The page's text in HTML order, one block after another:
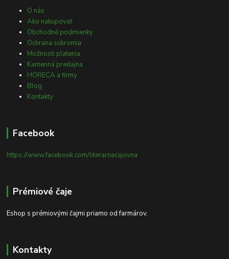
O nás
Ako nakupovať
Obchodné podmienky
Ochrana súkromia
Možnosti platenia
Kamenná predajna
HORECA a firmy
Blog
Kontakty
Facebook
https://www.facebook.com/literarnacajovna
Prémiové čaje
Eshop s prémiovými čajmi priamo od farmárov.
Kontakty